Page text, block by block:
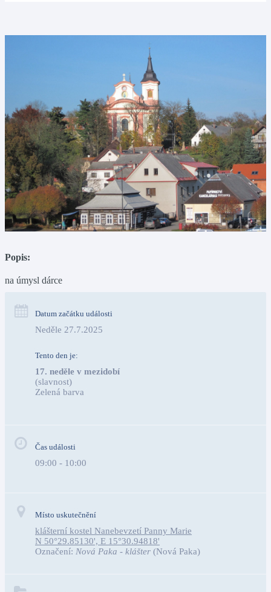
Popis:
na úmysl dárce
Datum začátku události
Neděle 27.7.2025
Tento den je:
17. neděle v mezidobí
(slavnost)
Zelená barva
Čas události
09:00 - 10:00
Místo uskutečnění
klášterní kostel Nanebevzetí Panny Marie
N 50°29.85130', E 15°30.94818'
Označení: Nová Paka - klášter (Nová Paka)